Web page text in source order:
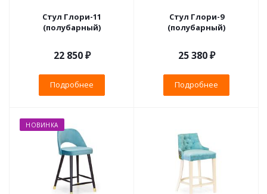
Стул Глори-11
(полубарный)
22 850 ₽
Подробнее
Стул Глори-9
(полубарный)
25 380 ₽
Подробнее
НОВИНКА